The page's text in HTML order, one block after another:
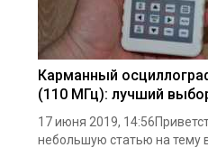
Карманный
(110 МГц): лучший
17 июня 2019,
небольшую статью на тему